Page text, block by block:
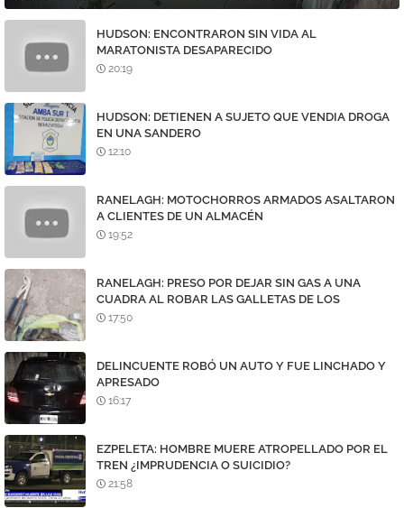
HUDSON: ENCONTRARON SIN VIDA AL
MARATONISTA DESAPARECIDO
20:19
HUDSON: DETIENEN A SUJETO QUE VENDIA DROGA
EN UNA SANDERO
12:10
RANELAGH: MOTOCHORROS ARMADOS ASALTARON
A CLIENTES DE UN ALMACÉN
19:52
RANELAGH: PRESO POR DEJAR SIN GAS A UNA
CUADRA AL ROBAR LAS GALLETAS DE LOS
MEDIDORES
17:50
DELINCUENTE ROBÓ UN AUTO Y FUE LINCHADO Y
APRESADO
16:17
EZPELETA: HOMBRE MUERE ATROPELLADO POR EL
TREN ¿IMPRUDENCIA O SUICIDIO?
21:58